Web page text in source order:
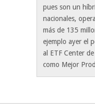
pues son un
nacionales,
más de 135
ejemplo ayer el
al ETF Center
como Mejor